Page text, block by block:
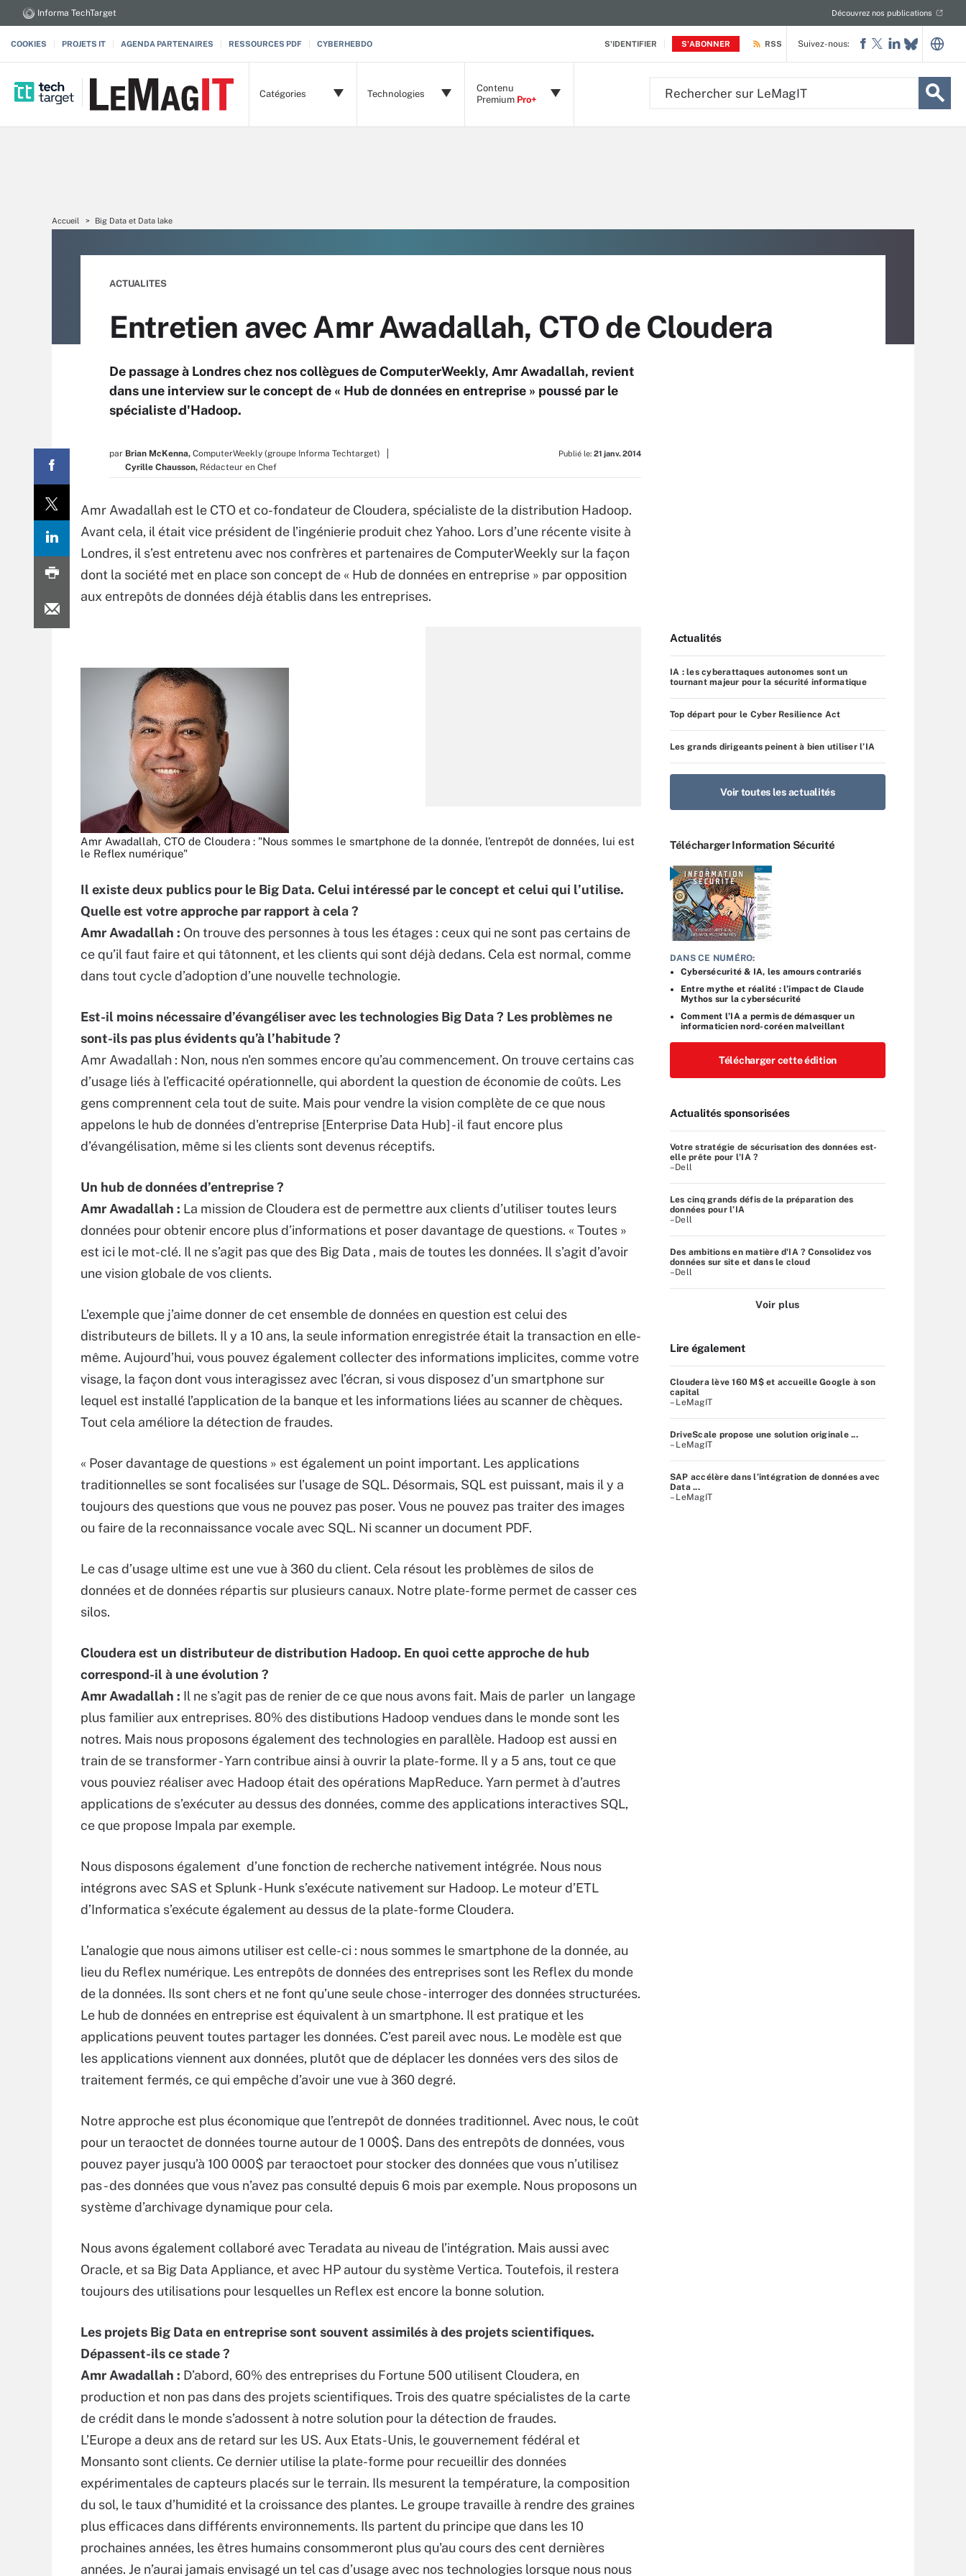
S'IDENTIFIER S'ABONNER
Informa TechTarget Découvrez nos publications
COOKIES PROJETS IT AGENDA PARTENAIRES RESSOURCES PDF CYBERHEBDO RSS
Catégories Technologies
Contenu
Premium Pro+
Suivez-nous:
Accueil Big Data et Data lake
ACTUALITES
Entretien avec Amr Awadallah, CTO de Cloudera
De passage à Londres chez nos collègues de ComputerWeekly, Amr Awadallah, revient
dans une interview sur le concept de « Hub de données en entreprise » poussé par le
spécialiste d'Hadoop.
par Brian McKenna, ComputerWeekly (groupe Informa Techtarget)
Cyrille Chausson, Rédacteur en Chef
Publié le: 21 janv. 2014
Amr Awadallah est le CTO et co-fondateur de Cloudera, spécialiste de la distribution Hadoop.
Avant cela, il était vice président de l’ingénierie produit chez Yahoo. Lors d’une récente visite à
Londres, il s’est entretenu avec nos confrères et partenaires de ComputerWeekly sur la façon
dont la société met en place son concept de « Hub de données en entreprise » par opposition
aux entrepôts de données déjà établis dans les entreprises.
Amr Awadallah, CTO de Cloudera : "Nous sommes le smartphone de la donnée, l’entrepôt de données, lui est
le Reflex numérique"
Il existe deux publics pour le Big Data. Celui intéressé par le concept et celui qui l’utilise.
Quelle est votre approche par rapport à cela ?
Amr Awadallah : On trouve des personnes à tous les étages : ceux qui ne sont pas certains de
ce qu’il faut faire et qui tâtonnent, et les clients qui sont déjà dedans. Cela est normal, comme
dans tout cycle d’adoption d’une nouvelle technologie.
Est-il moins nécessaire d’évangéliser avec les technologies Big Data ? Les problèmes ne
sont-ils pas plus évidents qu’à l’habitude ?
Amr Awadallah : Non, nous n'en sommes encore qu’au commencement. On trouve certains cas
d’usage liés à l’efficacité opérationnelle, qui abordent la question de économie de coûts. Les
gens comprennent cela tout de suite. Mais pour vendre la vision complète de ce que nous
appelons le hub de données d'entreprise [Enterprise Data Hub] - il faut encore plus
d’évangélisation, même si les clients sont devenus réceptifs.
Un hub de données d’entreprise ?
Amr Awadallah : La mission de Cloudera est de permettre aux clients d’utiliser toutes leurs
données pour obtenir encore plus d’informations et poser davantage de questions. « Toutes »
est ici le mot-clé. Il ne s’agit pas que des Big Data , mais de toutes les données. Il s’agit d’avoir
une vision globale de vos clients.
L’exemple que j’aime donner de cet ensemble de données en question est celui des
distributeurs de billets. Il y a 10 ans, la seule information enregistrée était la transaction en elle-
même. Aujourd’hui, vous pouvez également collecter des informations implicites, comme votre
visage, la façon dont vous interagissez avec l’écran, si vous disposez d’un smartphone sur
lequel est installé l’application de la banque et les informations liées au scanner de chèques.
Tout cela améliore la détection de fraudes.
« Poser davantage de questions » est également un point important. Les applications
traditionnelles se sont focalisées sur l’usage de SQL. Désormais, SQL est puissant, mais il y a
toujours des questions que vous ne pouvez pas poser. Vous ne pouvez pas traiter des images
ou faire de la reconnaissance vocale avec SQL. Ni scanner un document PDF.
Le cas d’usage ultime est une vue à 360 du client. Cela résout les problèmes de silos de
données et de données répartis sur plusieurs canaux. Notre plate-forme permet de casser ces
silos.
Cloudera est un distributeur de distribution Hadoop. En quoi cette approche de hub
correspond-il à une évolution ?
Amr Awadallah : Il ne s’agit pas de renier de ce que nous avons fait. Mais de parler un langage
plus familier aux entreprises. 80% des distibutions Hadoop vendues dans le monde sont les
notres. Mais nous proposons également des technologies en parallèle. Hadoop est aussi en
train de se transformer - Yarn contribue ainsi à ouvrir la plate-forme. Il y a 5 ans, tout ce que
vous pouviez réaliser avec Hadoop était des opérations MapReduce. Yarn permet à d’autres
applications de s’exécuter au dessus des données, comme des applications interactives SQL,
ce que propose Impala par exemple.
Nous disposons également d’une fonction de recherche nativement intégrée. Nous nous
intégrons avec SAS et Splunk - Hunk s’exécute nativement sur Hadoop. Le moteur d’ETL
d’Informatica s’exécute également au dessus de la plate-forme Cloudera.
L’analogie que nous aimons utiliser est celle-ci : nous sommes le smartphone de la donnée, au
lieu du Reflex numérique. Les entrepôts de données des entreprises sont les Reflex du monde
de la données. Ils sont chers et ne font qu’une seule chose - interroger des données structurées.
Le hub de données en entreprise est équivalent à un smartphone. Il est pratique et les
applications peuvent toutes partager les données. C’est pareil avec nous. Le modèle est que
les applications viennent aux données, plutôt que de déplacer les données vers des silos de
traitement fermés, ce qui empêche d’avoir une vue à 360 degré.
Notre approche est plus économique que l’entrepôt de données traditionnel. Avec nous, le coût
pour un teraoctet de données tourne autour de 1 000$. Dans des entrepôts de données, vous
pouvez payer jusqu’à 100 000$ par teraoctoet pour stocker des données que vous n’utilisez
pas - des données que vous n’avez pas consulté depuis 6 mois par exemple. Nous proposons un
système d’archivage dynamique pour cela.
Nous avons également collaboré avec Teradata au niveau de l’intégration. Mais aussi avec
Oracle, et sa Big Data Appliance, et avec HP autour du système Vertica. Toutefois, il restera
toujours des utilisations pour lesquelles un Reflex est encore la bonne solution.
Les projets Big Data en entreprise sont souvent assimilés à des projets scientifiques.
Dépassent-ils ce stade ?
Amr Awadallah : D’abord, 60% des entreprises du Fortune 500 utilisent Cloudera, en
production et non pas dans des projets scientifiques. Trois des quatre spécialistes de la carte
de crédit dans le monde s’adossent à notre solution pour la détection de fraudes.
L’Europe a deux ans de retard sur les US. Aux Etats-Unis, le gouvernement fédéral et
Monsanto sont clients. Ce dernier utilise la plate-forme pour recueillir des données
expérimentales de capteurs placés sur le terrain. Ils mesurent la température, la composition
du sol, le taux d’humidité et la croissance des plantes. Le groupe travaille à rendre des graines
plus efficaces dans différents environnements. Ils partent du principe que dans les 10
prochaines années, les êtres humains consommeront plus qu'au cours des cent dernières
années. Je n’aurai jamais envisagé un tel cas d’usage avec nos technologies lorsque nous nous
Actualités
IA : les cyberattaques autonomes sont un
tournant majeur pour la sécurité informatique
Top départ pour le Cyber Resilience Act
Les grands dirigeants peinent à bien utiliser l’IA
Voir toutes les actualités
Télécharger Information Sécurité
DANS CE NUMÉRO:
Cybersécurité & IA, les amours contrariés
Entre mythe et réalité : l’impact de Claude
Mythos sur la cybersécurité
Comment l’IA a permis de démasquer un
informaticien nord-coréen malveillant
Télécharger cette édition
Actualités sponsorisées
Votre stratégie de sécurisation des données est-
elle prête pour l'IA ?
–Dell
Les cinq grands défis de la préparation des
données pour l’IA
–Dell
Des ambitions en matière d'IA ? Consolidez vos
données sur site et dans le cloud
–Dell
Voir plus
Lire également
Cloudera lève 160 M$ et accueille Google à son
capital
– LeMagIT
DriveScale propose une solution originale ...
– LeMagIT
SAP accélère dans l’intégration de données avec
Data ...
– LeMagIT